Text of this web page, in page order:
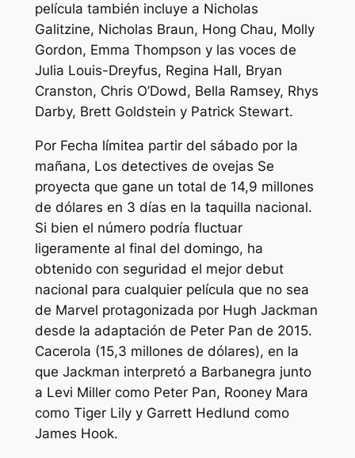
película también incluye a Nicholas
Galitzine, Nicholas Braun, Hong Chau, Molly
Gordon, Emma Thompson y las voces de
Julia Louis-Dreyfus, Regina Hall, Bryan
Cranston, Chris O’Dowd, Bella Ramsey, Rhys
Darby, Brett Goldstein y Patrick Stewart.
Por Fecha límitea partir del sábado por la
mañana, Los detectives de ovejas Se
proyecta que gane un total de 14,9 millones
de dólares en 3 días en la taquilla nacional.
Si bien el número podría fluctuar
ligeramente al final del domingo, ha
obtenido con seguridad el mejor debut
nacional para cualquier película que no sea
de Marvel protagonizada por Hugh Jackman
desde la adaptación de Peter Pan de 2015.
Cacerola (15,3 millones de dólares), en la
que Jackman interpretó a Barbanegra junto
a Levi Miller como Peter Pan, Rooney Mara
como Tiger Lily y Garrett Hedlund como
James Hook.